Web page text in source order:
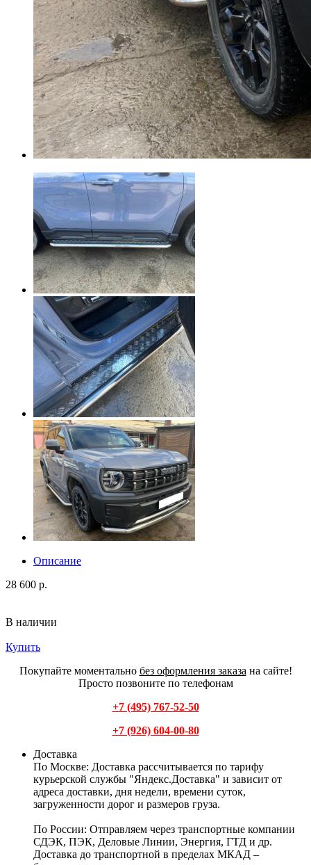
Описание
28 600 р.
В наличии
Купить
Покупайте моментально без оформления заказа на сайте!
Просто позвоните по телефонам
+7 (495) 767-52-50
+7 (926) 604-00-80
Доставка
По Москве: Доставка рассчитывается по тарифу
курьерской службы "Яндекс.Доставка" и зависит от
адреса доставки, дня недели, времени суток,
загруженности дорог и размеров груза.
По России: Отправляем через транспортные компании
СДЭК, ПЭК, Деловые Линии, Энергия, ГТД и др.
Доставка до транспортной в пределах МКАД –